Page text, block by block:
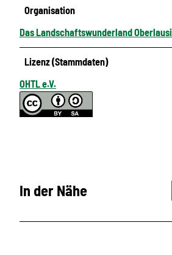
Organisation
Das Landschaftswunderland
Lizenz (Stammdaten)
OHTL e.V.
In der Nähe